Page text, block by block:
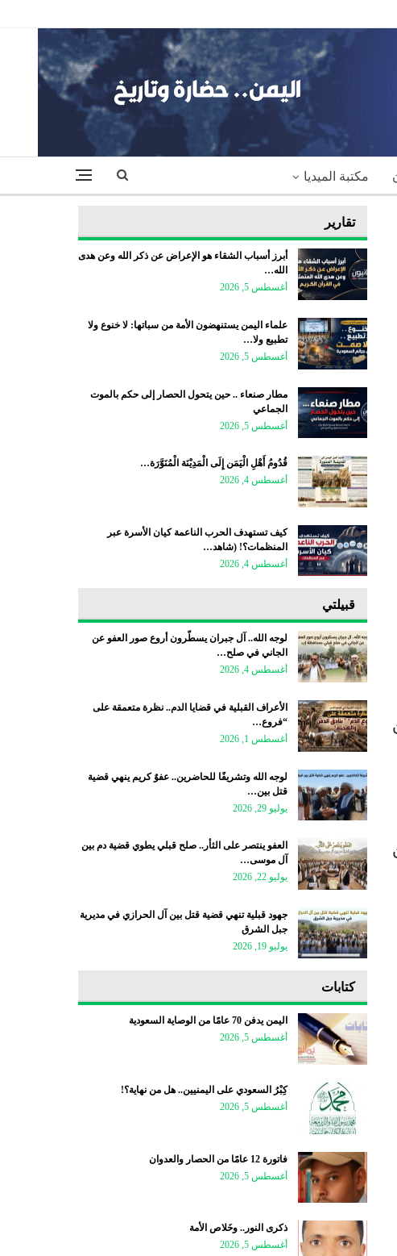
مكتبة الميديا
تقارير
أبرز أسباب الشقاء هو الإعراض عن ذكر الله وعن هدى
الله…
أغسطس 5, 2026
علماء اليمن يستنهضون الأمة من سباتها: لا خنوع ولا
تطبيع ولا…
أغسطس 5, 2026
مطار صنعاء .. حين يتحول الحصار إلى حكم بالموت
الجماعي
أغسطس 5, 2026
قُدُومُ أَهْلِ الْيَمَن إِلَى الْمَدِيْنَة الْمُنَوَّرَة…
أغسطس 4, 2026
كيف تستهدف الحرب الناعمة كيان الأسرة عبر
المنظمات؟! (شاهد…
أغسطس 4, 2026
قبيلتي
لوجه الله.. آل جبران يسطّرون أروع صور العفو عن
الجاني في صلح…
أغسطس 4, 2026
الأعراف القبلية في قضايا الدم.. نظرة متعمقة على
“فروع…
أغسطس 1, 2026
لوجه الله وتشريفًا للحاضرين.. عفوٌ كريم ينهي قضية
قتل بين…
يوليو 29, 2026
العفو ينتصر على الثأر.. صلح قبلي يطوي قضية دم بين
آل موسى…
يوليو 22, 2026
جهود قبلية تنهي قضية قتل بين آل الحرازي في مديرية
جبل الشرق
يوليو 19, 2026
كتابات
اليمن يدفن 70 عامًا من الوصاية السعودية
أغسطس 5, 2026
كِبْرُ السعودي على اليمنيين.. هل من نهاية؟!
أغسطس 5, 2026
فاتورة 12 عامًا من الحصار والعدوان
أغسطس 5, 2026
ذكرى النور.. وخَلاص الأمة
أغسطس 5, 2026